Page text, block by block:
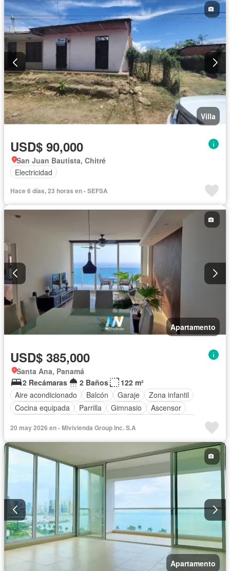
Villa
USD$ 90,000
San Juan Bautista, Chitré
Electricidad
Hace 6 días, 23 horas en - SEFSA
Apartamento
USD$ 385,000
Santa Ana, Panamá
2 Recámaras
2 Baños
122 m²
Aire acondicionado
Balcón Garaje
Zona infantil
Cocina equipada
Parrilla Gimnasio
Ascensor
20 may 2026 en - Mivivienda Group Inc. S.A
Apartamento